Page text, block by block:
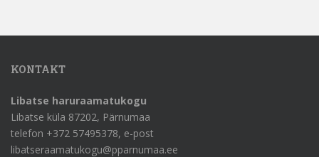
KONTAKT
Libatse haruraamatukogu
Libatse küla 87202, Pärnumaa
telefon +372 57495378, e-post
libatseraamatukogu@pparnumaa.ee